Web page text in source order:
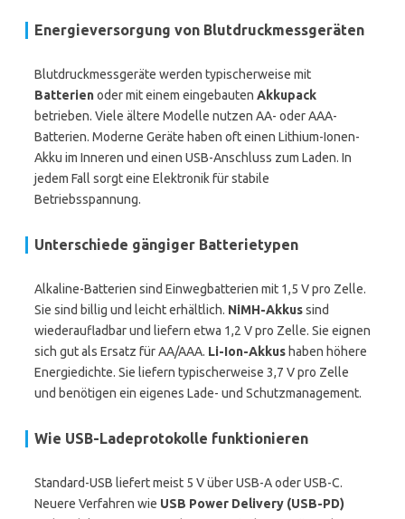
Energieversorgung von Blutdruckmessgeräten
Blutdruckmessgeräte werden typischerweise mit
Batterienoder mit einem eingebauten Akkupack
betrieben. Viele ältere Modelle nutzen AA- oder AAA-
Batterien. Moderne Geräte haben oft einen Lithium-Ionen-
Akku im Inneren und einen USB-Anschluss zum Laden. In
jedem Fall sorgt eine Elektronik für stabile
Betriebsspannung.
Unterschiede gängiger Batterietypen
Alkaline-Batterien sind Einwegbatterien mit 1,5 V pro Zelle.
Sie sind billig und leicht erhältlich. NiMH-Akkussind
wiederaufladbar und liefern etwa 1,2 V pro Zelle. Sie eignen
sich gut als Ersatz für AA/AAA. Li-Ion-Akkus haben höhere
Energiedichte. Sie liefern typischerweise 3,7 V pro Zelle
und benötigen ein eigenes Lade- und Schutzmanagement.
Wie USB-Ladeprotokolle funktionieren
Standard-USB liefert meist 5 V über USB-A oder USB-C.
Neuere Verfahren wie USB Power Delivery (USB-PD)